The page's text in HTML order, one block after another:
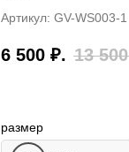
Артикул: GV-WS003-1
6 500 ₽. 13 500
размер